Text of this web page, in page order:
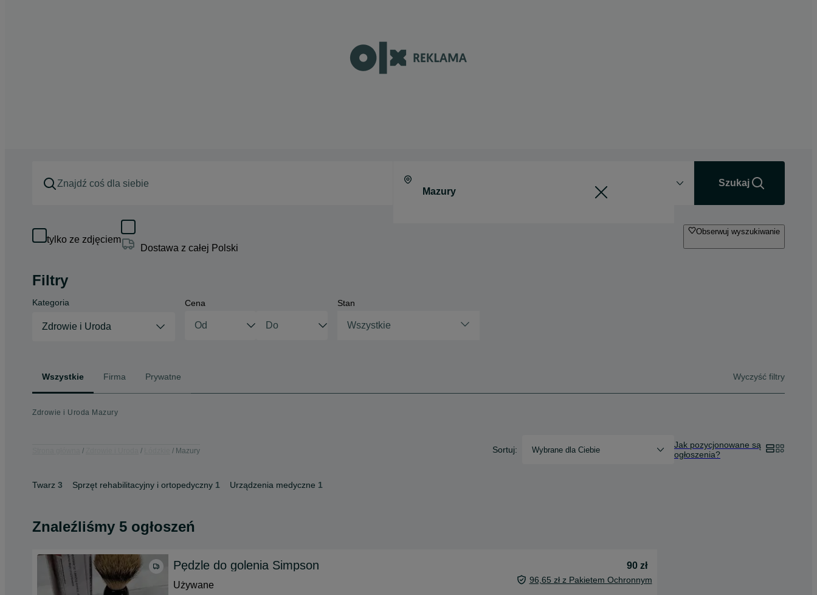
Szukaj
tylko ze zdjęciem
Dostawa z całej Polski
Obserwuj wyszukiwanie
Filtry
Kategoria
Zdrowie i Uroda
Cena Stan
Wszystkie
Wszystkie Firma Prywatne Wyczyść filtry
Zdrowie i Uroda Mazury
Mazury Sortuj: Wybrane dla Ciebie
Jak pozycjonowane są
ogłoszenia?
Twarz 3 Sprzęt rehabilitacyjny i ortopedyczny 1 Urządzenia medyczne 1
Znaleźliśmy 5 ogłoszeń
Pędzle do golenia Simpson
90 zł
Używane
96,65 zł z Pakietem Ochronnym